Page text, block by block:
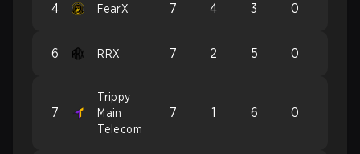
4 FearX 7 4 3 0
6 RRX 7 2 5 0
7
Trippy
Main
Telecom
7 1 6 0